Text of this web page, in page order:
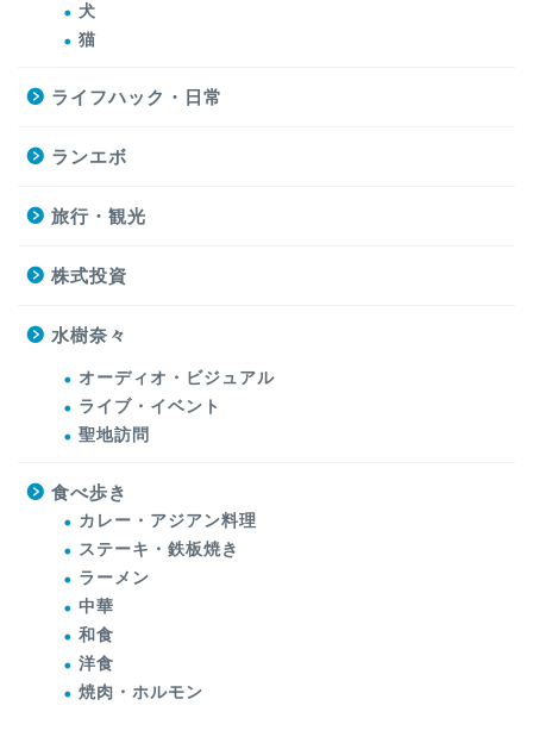
犬
猫
ライフハック・日常
ランエボ
旅行・観光
株式投資
水樹奈々
オーディオ・ビジュアル
ライブ・イベント
聖地訪問
食べ歩き
カレー・アジアン料理
ステーキ・鉄板焼き
ラーメン
中華
和食
洋食
焼肉・ホルモン